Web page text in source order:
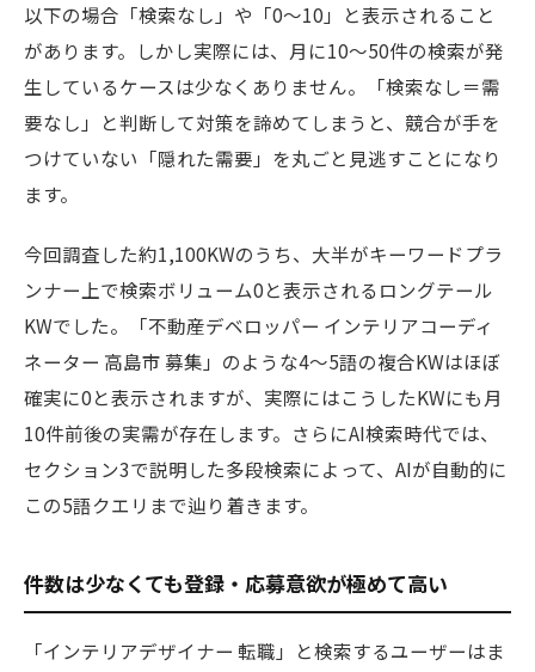
以下の場合「検索なし」や「0〜10」と表示されること
があります。しかし実際には、月に10〜50件の検索が発
生しているケースは少なくありません。「検索なし＝需
要なし」と判断して対策を諦めてしまうと、競合が手を
つけていない「隠れた需要」を丸ごと見逃すことになり
ます。
今回調査した約1,100KWのうち、大半がキーワードプラ
ンナー上で検索ボリューム0と表示されるロングテール
KWでした。「不動産デベロッパー インテリアコーディ
ネーター 高島市 募集」のような4〜5語の複合KWはほぼ
確実に0と表示されますが、実際にはこうしたKWにも月
10件前後の実需が存在します。さらにAI検索時代では、
セクション3で説明した多段検索によって、AIが自動的に
この5語クエリまで辿り着きます。
件数は少なくても登録・応募意欲が極めて高い
「インテリアデザイナー 転職」と検索するユーザーはま